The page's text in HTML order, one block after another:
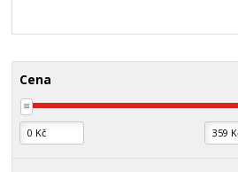
Cena